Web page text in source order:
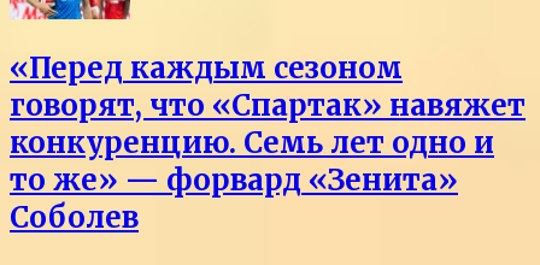
«Перед каждым сезоном
говорят, что «Спартак» навяжет
конкуренцию. Семь лет одно и
то же» — форвард «Зенита»
Соболев